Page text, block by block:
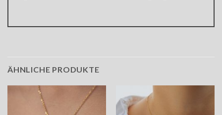
ÄHNLICHE PRODUKTE